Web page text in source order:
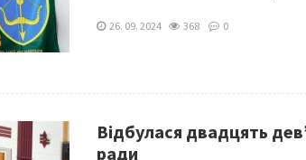
26. 09. 2024 368 0
Відбулася двадцять
ради